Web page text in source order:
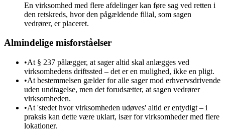
En virksomhed med flere afdelinger kan føre sag ved retten i
den retskreds, hvor den pågældende filial, som sagen
vedrører, er placeret.
Almindelige misforståelser
•At § 237 pålægger, at sager altid skal anlægges ved
virksomhedens driftssted – det er en mulighed, ikke en pligt.
•At bestemmelsen gælder for alle sager mod erhvervsdrivende
uden undtagelse, men det forudsætter, at sagen vedrører
virksomheden.
•At 'stedet hvor virksomheden udøves' altid er entydigt – i
praksis kan dette være uklart, især for virksomheder med flere
lokationer.